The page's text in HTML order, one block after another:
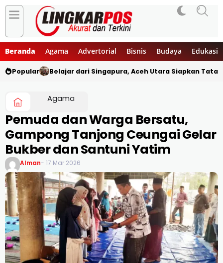
Beranda Agama Advertorial Bisnis Budaya Edukasi
Popular Belajar dari Singapura, Aceh Utara Siapkan
Agama
Pemuda dan Warga Bersatu,
Gampong Tanjong Ceungai Gelar
Bukber dan Santuni Yatim
Alman- 17 Mar 2026